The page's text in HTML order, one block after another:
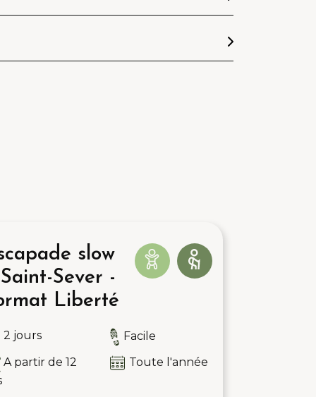
slow
Sever -
Liberté
2 jours
Facile
A partir de 12
Toute l'année